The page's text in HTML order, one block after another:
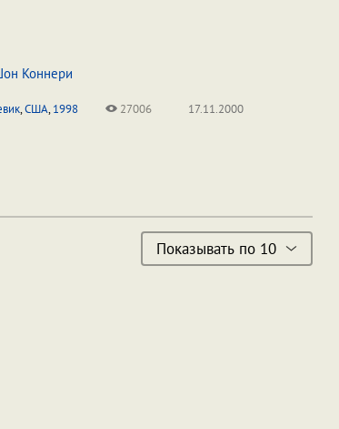
Коннери
,США,1998 27006 17.11.2000
Показывать по 10